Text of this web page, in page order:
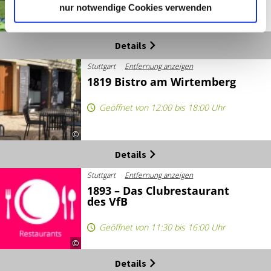
nur notwendige Cookies verwenden
©
Details
©
Stuttgart Entfernung anzeigen
1819 Bistro am Wirtemberg
Geöffnet von 12:00 bis 18:00 Uhr
Details
©
Stuttgart Entfernung anzeigen
1893 – Das Clubrestaurant
des VfB
Geöffnet von 11:30 bis 16:00 Uhr
Details